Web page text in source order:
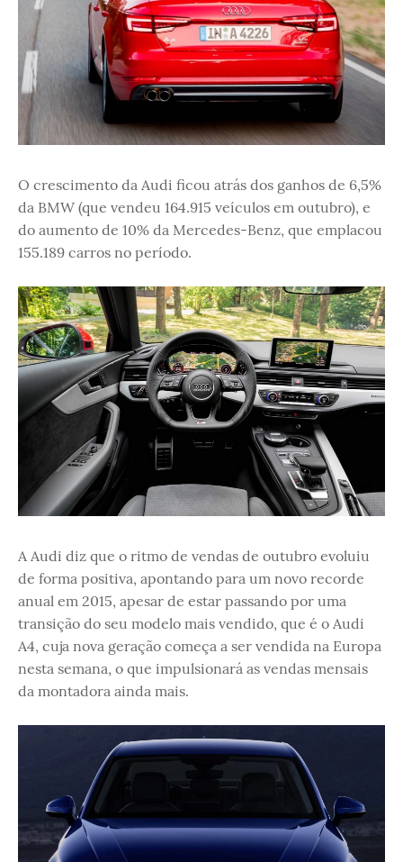
O crescimento da Audi ficou atrás dos ganhos de 6,5%
da BMW (que vendeu 164.915 veículos em outubro), e
do aumento de 10% da Mercedes-Benz, que emplacou
155.189 carros no período.
A Audi diz que o ritmo de vendas de outubro evoluiu
de forma positiva, apontando para um novo recorde
anual em 2015, apesar de estar passando por uma
transição do seu modelo mais vendido, que é o Audi
A4, cuja nova geração começa a ser vendida na Europa
nesta semana, o que impulsionará as vendas mensais
da montadora ainda mais.